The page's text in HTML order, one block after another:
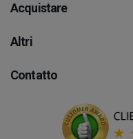
Acquistare
Altri
Contatto